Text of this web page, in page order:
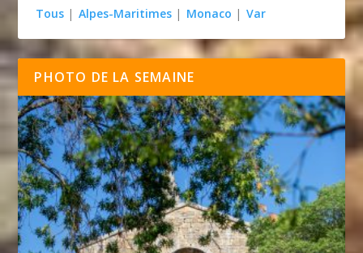
Tous | Alpes-Maritimes | Monaco | Var
PHOTO DE LA SEMAINE